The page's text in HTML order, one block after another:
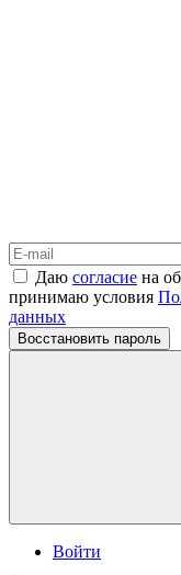
Даю согласие на
принимаю условия
данных
Восстановить пароль
Войти